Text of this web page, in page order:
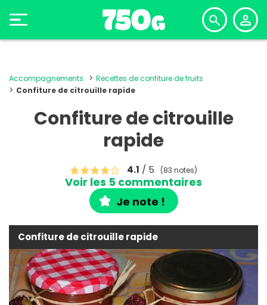
Accompagnements
Recettes de confiture de fruits
Confiture de citrouille rapide
Confiture de citrouille
rapide
4.1 / 5 (83 notes)
Voir les 5 commentaires
Je note !
Confiture de citrouille rapide